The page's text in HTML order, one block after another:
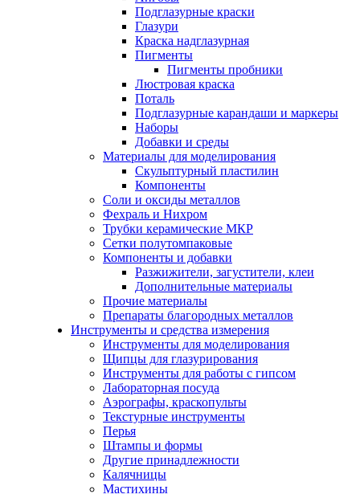
Подглазурные краски
Глазури
Краска надглазурная
Пигменты
Пигменты пробники
Люстровая краска
Поталь
Подглазурные карандаши и маркеры
Наборы
Добавки и среды
Материалы для моделирования
Скульптурный пластилин
Компоненты
Соли и оксиды металлов
Фехраль и Нихром
Трубки керамические МКР
Сетки полутомпаковые
Компоненты и добавки
Разжижители, загустители, клеи
Дополнительные материалы
Прочие материалы
Препараты благородных металлов
Инструменты и средства измерения
Инструменты для моделирования
Щипцы для глазурирования
Инструменты для работы с гипсом
Лабораторная посуда
Аэрографы, краскопульты
Текстурные инструменты
Перья
Штампы и формы
Другие принадлежности
Калячницы
Мастихины